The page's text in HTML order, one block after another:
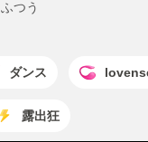
ふつう
ダンス
露出狂